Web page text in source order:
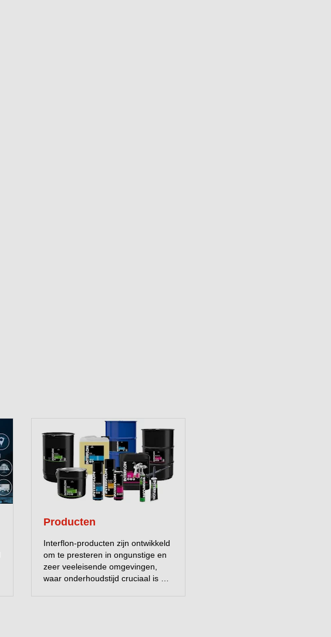
Producten
Interflon-producten zijn ontwikkeld
om te presteren in ongunstige en
zeer veeleisende omgevingen,
waar onderhoudstijd cruciaal is en